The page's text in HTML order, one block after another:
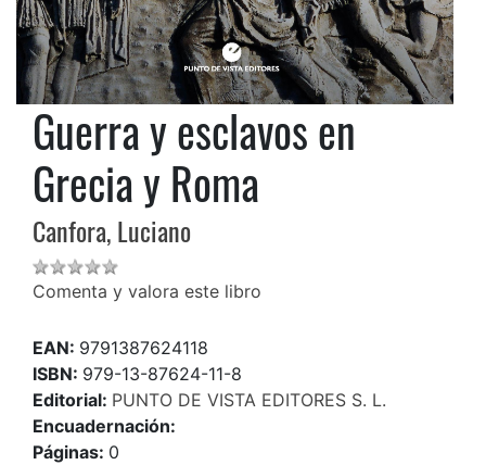
Guerra y esclavos en
Grecia y Roma
Canfora, Luciano
Comenta y valora este libro
EAN: 9791387624118
ISBN: 979-13-87624-11-8
Editorial: PUNTO DE VISTA EDITORES S. L.
Encuadernación:
Páginas: 0